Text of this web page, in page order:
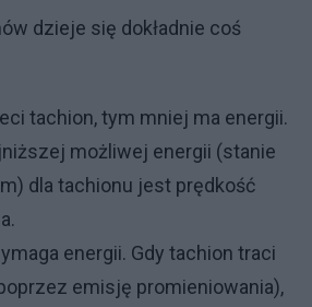
dzieje się dokładnie coś
tachion, tym mniej ma energii.
możliwej energii (stanie
dla tachionu jest prędkość
energii. Gdy tachion traci
emisję promieniowania),